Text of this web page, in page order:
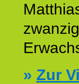
» Zur